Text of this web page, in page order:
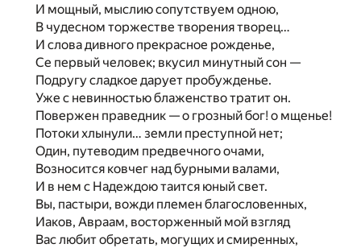
И мощный, мыслию сопутствуем одною,
В чудесном торжестве творения творец…
И слова дивного прекрасное рожденье,
Се первый человек; вкусил минутный сон —
Подругу сладкое дарует пробужденье.
Уже с невинностью блаженство тратит он.
Повержен праведник — о грозный бог! о мщенье!
Потоки хлынули… земли преступной нет;
Один, путеводим предвечного очами,
Возносится ковчег над бурными валами,
И в нем с Надеждою таится юный свет.
Вы, пастыри, вожди племен благословенных,
Иаков, Авраам, восторженный мой взгляд
Вас любит обретать, могущих и смиренных,